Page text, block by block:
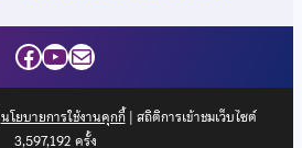
Facebook
YouTube
Mail
นโยบายการใช้งานคุกกี้| สถิติการเข้าชมเว็บไซต์
3,597,192 ครั้ง